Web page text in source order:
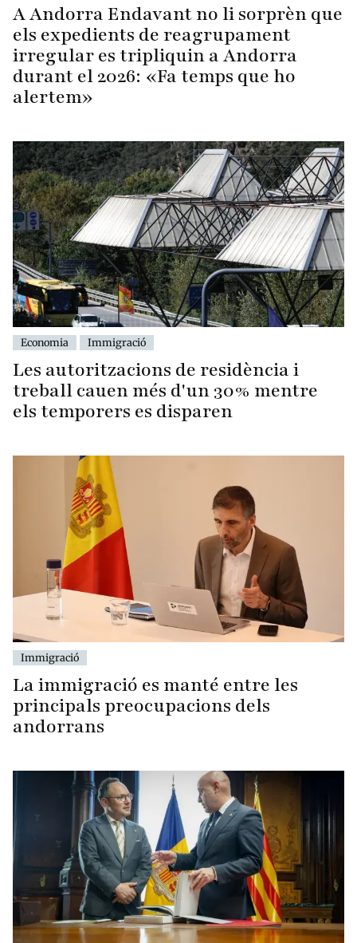
A Andorra Endavant no li sorprèn que
els expedients de reagrupament
irregular es tripliquin a Andorra
durant el 2026: «Fa temps que ho
alertem»
Economia Immigració
Les autoritzacions de residència i
treball cauen més d'un 30% mentre
els temporers es disparen
Immigració
La immigració es manté entre les
principals preocupacions dels
andorrans